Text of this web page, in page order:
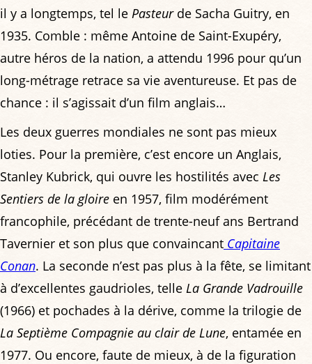
il y a longtemps, tel le Pasteurde Sacha Guitry, en
1935. Comble : même Antoine de Saint-Exupéry,
autre héros de la nation, a attendu 1996 pour qu’un
long-métrage retrace sa vie aventureuse. Et pas de
chance : il s’agissait d’un film anglais…
Les deux guerres mondiales ne sont pas mieux
loties. Pour la première, c’est encore un Anglais,
Stanley Kubrick, qui ouvre les hostilités avec Les
Sentiers de la gloire en 1957, film modérément
francophile, précédant de trente-neuf ans Bertrand
Tavernier et son plus que convaincant Capitaine
Conan. La seconde n’est pas plus à la fête, se limitant
à d’excellentes gaudrioles, telle La Grande Vadrouille
(1966) et pochades à la dérive, comme la trilogie de
La Septième Compagnie au clair de Lune, entamée en
1977. Ou encore, faute de mieux, à de la figuration